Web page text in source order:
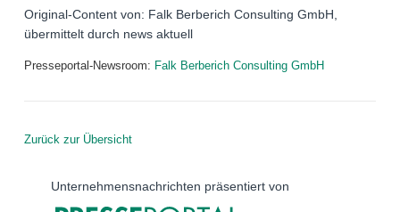
Original-Content von: Falk Berberich Consulting GmbH,
übermittelt durch news aktuell
Presseportal-Newsroom: Falk Berberich Consulting GmbH
Zurück zur Übersicht
Unternehmensnachrichten präsentiert von